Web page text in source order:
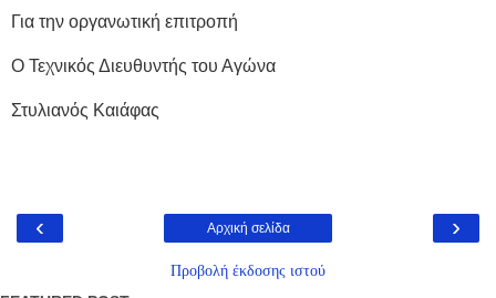
Για την οργανωτική επιτροπή
Ο Τεχνικός Διευθυντής του Αγώνα
Στυλιανός Καιάφας
‹ ›
Αρχική σελίδα
Προβολή έκδοσης ιστού